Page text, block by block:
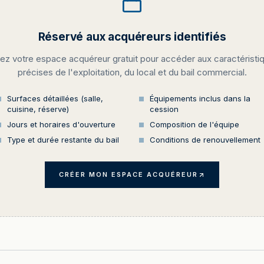
Réservé aux acquéreurs identifiés
votre espace acquéreur gratuit pour accéder aux
précises de l'exploitation, du local et du bail commercial.
Surfaces détaillées (salle,
cuisine, réserve)
Équipements inclus dans la
cession
Jours et horaires d'ouverture
Composition de l'équipe
Type et durée restante du bail
Conditions de renouvellement
CRÉER MON ESPACE ACQUÉREUR